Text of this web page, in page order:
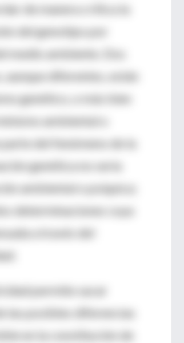
de manera crítica la
del genotipo por
medio ambiente. Dos
diferentes, están
genético, o más bien
ambiental o
del fenómeno de la
genética no sería
ambiental o psíquica;
determinaciones cuya
a través del
permite sacar
las posibles diferencias
en la constitución de